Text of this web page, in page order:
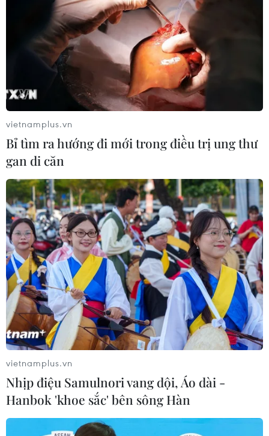
vietnamplus.vn
Bỉ tìm ra hướng đi mới trong điều trị ung thư
gan di căn
vietnamplus.vn
Nhịp điệu Samulnori vang dội, Áo dài -
Hanbok 'khoe sắc' bên sông Hàn